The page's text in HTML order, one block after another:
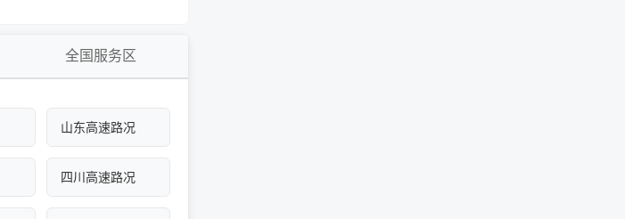
全国服务区
山东高速路况
四川高速路况